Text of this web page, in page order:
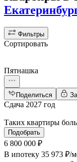
Фильтры
Сортировать
Пятнашка
Поделиться
Сдача 2027 год
Таких квартиры
Подобрать
6 800 000 ₽
В ипотеку 35 973 ₽/